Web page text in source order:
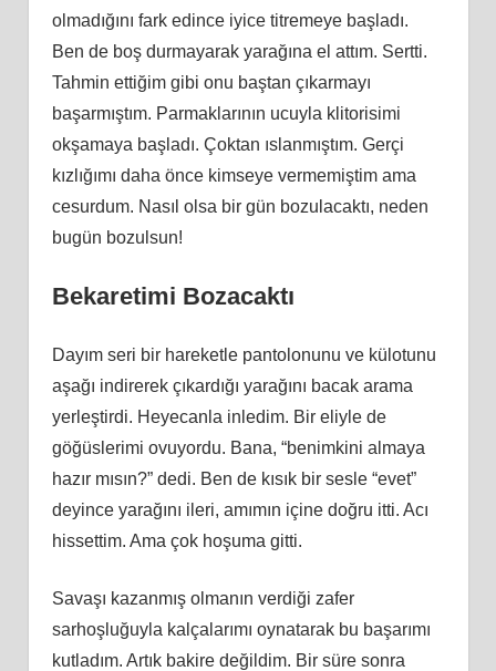
olmadığını fark edince iyice titremeye başladı.
Ben de boş durmayarak yarağına el attım. Sertti.
Tahmin ettiğim gibi onu baştan çıkarmayı
başarmıştım. Parmaklarının ucuyla klitorisimi
okşamaya başladı. Çoktan ıslanmıştım. Gerçi
kızlığımı daha önce kimseye vermemiştim ama
cesurdum. Nasıl olsa bir gün bozulacaktı, neden
bugün bozulsun!
Bekaretimi Bozacaktı
Dayım seri bir hareketle pantolonunu ve külotunu
aşağı indirerek çıkardığı yarağını bacak arama
yerleştirdi. Heyecanla inledim. Bir eliyle de
göğüslerimi ovuyordu. Bana, “benimkini almaya
hazır mısın?” dedi. Ben de kısık bir sesle “evet”
deyince yarağını ileri, amımın içine doğru itti. Acı
hissettim. Ama çok hoşuma gitti.
Savaşı kazanmış olmanın verdiği zafer
sarhoşluğuyla kalçalarımı oynatarak bu başarımı
kutladım. Artık bakire değildim. Bir süre sonra